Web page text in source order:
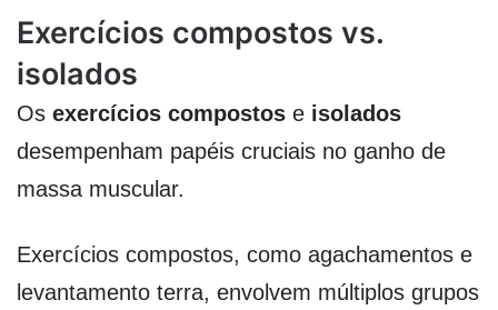
Exercícios compostos vs.
isolados
Os exercícios compostos e isolados
desempenham papéis cruciais no ganho de
massa muscular.
Exercícios compostos, como agachamentos e
levantamento terra, envolvem múltiplos grupos